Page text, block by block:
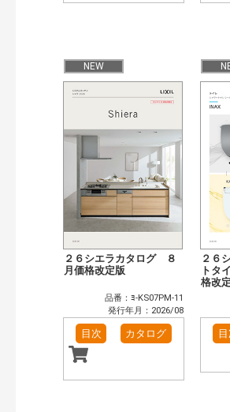
NEW
２６シエラカタログ ８
月価格改定版
品番：ﾖ-KS07PM-11
発行年月：2026/08
目次 カタログ
２６
トタ
格改